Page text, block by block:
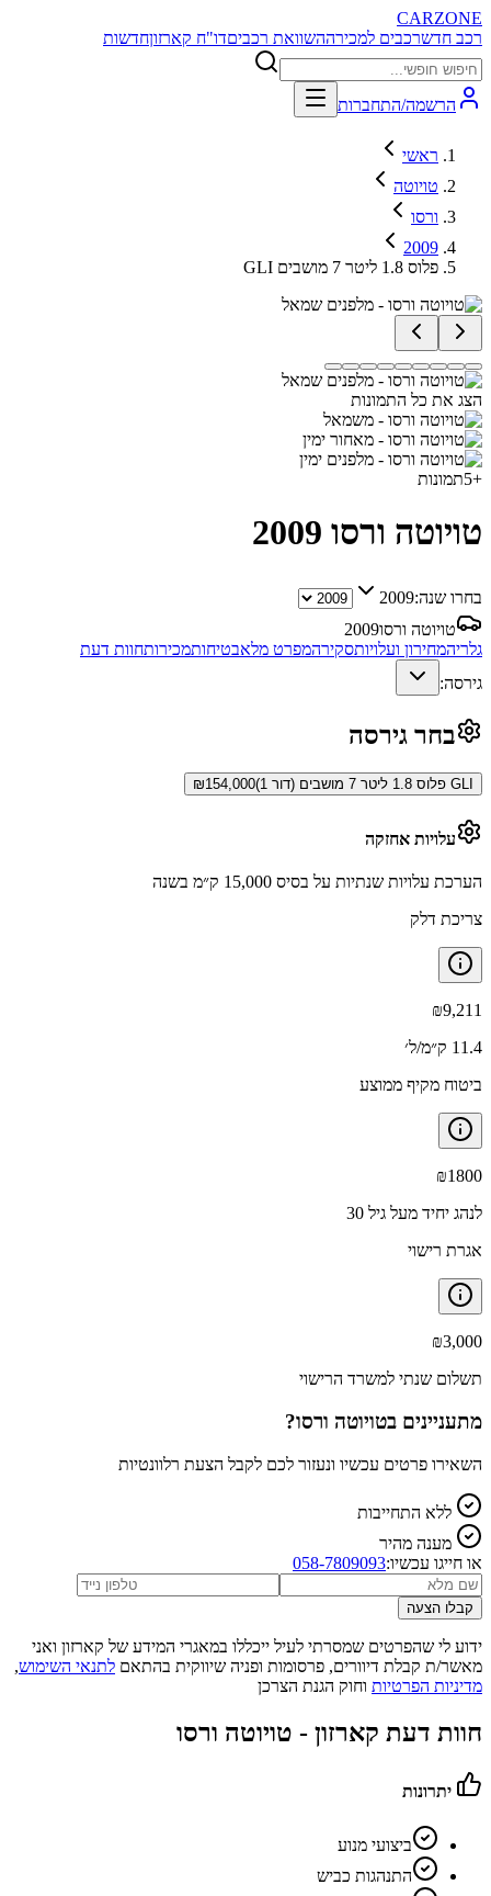
CARZONE
רכב חדשרכבים למכירההשוואת רכביםדו"ח קארזוןחדשות
הרשמה/התחברות
ראשי
טויוטה
ורסו
2009
GLI פלוס 1.8 ליטר 7 מושבים
הצג את כל התמונות
+
5תמונות
טויוטה ורסו 2009
בחרו שנה:2009
טויוטה ורסו2009
גלריהמחירון ועלויותסקירהמפרט מלאבטיחותמכירותחוות דעת
גירסה:
בחר גירסה
GLI פלוס 1.8 ליטר 7 מושבים (דור 1) ₪154,000
עלויות אחזקה
הערכת עלויות שנתיות על בסיס 15,000 ק״מ בשנה
צריכת דלק
₪9,211
11.4 ק״מ/ל׳
ביטוח מקיף ממוצע
₪1800
לנהג יחיד מעל גיל 30
אגרת רישוי
₪3,000
תשלום שנתי למשרד הרישוי
מתעניינים בטויוטה ורסו?
השאירו פרטים עכשיו ונעזור לכם לקבל הצעת רלוונטיות
ללא התחייבות
מענה מהיר
או חייגו עכשיו:058-7809093
קבלו הצעה
ידוע לי שהפרטים שמסרתי לעיל ייכללו במאגרי המידע של קארזון ואני
מאשר/ת קבלת דיוורים, פרסומות ופניה שיווקית בהתאם לתנאי השימוש,
מדיניות הפרטיות וחוק הגנת הצרכן
חוות דעת קארזון - טויוטה ורסו
יתרונות
ביצועי מנוע
התנהגות כביש